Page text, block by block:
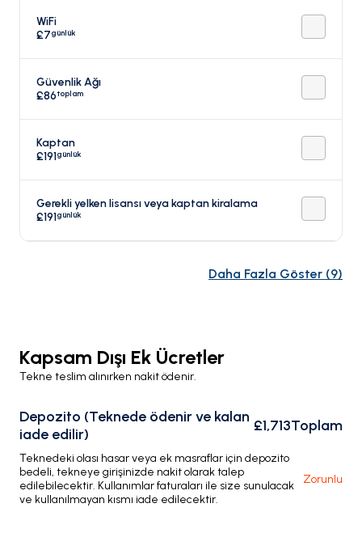
WiFi
£7günlük
Güvenlik Ağı
£86toplam
Kaptan
£191günlük
Gerekli yelken lisansı veya kaptan kiralama
£191günlük
Daha Fazla Göster (9)
Kapsam Dışı Ek Ücretler
Tekne teslim alınırken nakit ödenir.
Depozito (Teknede ödenir ve kalan
iade edilir)
£1,713Toplam
Teknedeki olası hasar veya ek masraflar için depozito
bedeli, tekneye girişinizde nakit olarak talep
edilebilecektir. Kullanımlar faturaları ile size sunulacak
ve kullanılmayan kısmı iade edilecektir.
Zorunlu